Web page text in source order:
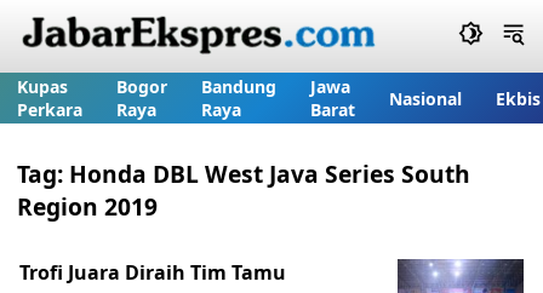
Kupas
Perkara
Bogor
Raya
Bandung
Raya
Jawa
Barat
Nasional Ekbis
Tag: Honda DBL West Java Series South
Region 2019
Trofi Juara Diraih Tim Tamu